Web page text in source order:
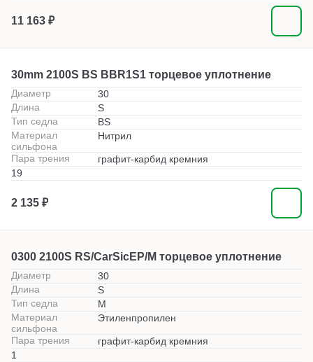
11 163 ₽
30mm 2100S BS BBR1S1 торцевое уплотнение
Диаметр
30
Длина
S
Тип седла
BS
Материал
сильфона
Нитрил
Пара трения
графит-карбид кремния
19
2 135 ₽
0300 2100S RS/CarSicEP/M торцевое уплотнение
Диаметр
30
Длина
S
Тип седла
M
Материал
сильфона
Этиленпропилен
Пара трения
графит-карбид кремния
1